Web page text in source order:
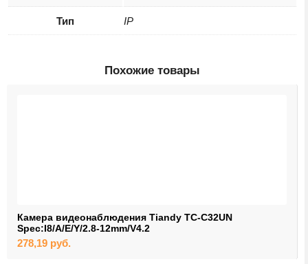
Тип IP
Похожие товары
Камера видеонаблюдения Tiandy TC-C32UN
Spec:I8/A/E/Y/2.8-12mm/V4.2
278,19 руб.